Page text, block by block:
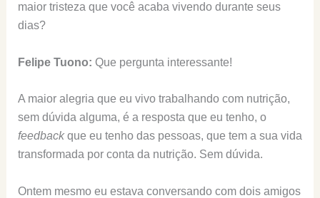
maior tristeza que você acaba vivendo durante seus
dias?
Felipe Tuono: Que pergunta interessante!
A maior alegria que eu vivo trabalhando com nutrição,
sem dúvida alguma, é a resposta que eu tenho, o
feedbackque eu tenho das pessoas, que tem a sua vida
transformada por conta da nutrição. Sem dúvida.
Ontem mesmo eu estava conversando com dois amigos